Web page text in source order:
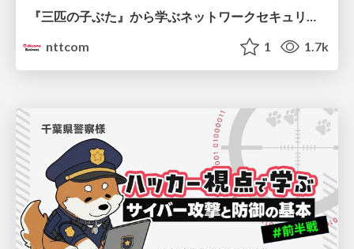
『三匹の子ぶた』から学ぶネットワークセキュリティの昔と今 / Network Security: Then and Now Through the Lens of The Three Little Pigs
nttcom
1 1.7k